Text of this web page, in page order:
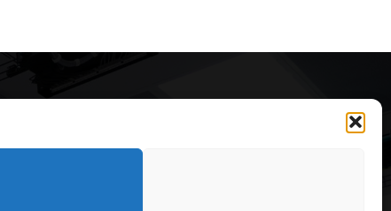
Idei inspirate din hotelurile